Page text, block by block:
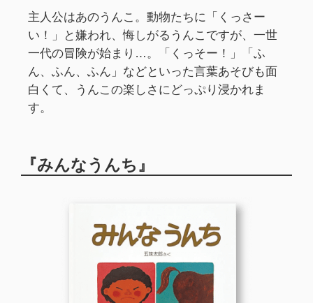
主人公はあのうんこ。動物たちに「くっさー
い！」と嫌われ、悔しがるうんこですが、一世
一代の冒険が始まり…。「くっそー！」「ふ
ん、ふん、ふん」などといった言葉あそびも面
白くて、うんこの楽しさにどっぷり浸かれま
す。
『みんなうんち』